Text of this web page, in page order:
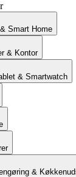
Smart Home
& Kontor
& Smartwatch
&